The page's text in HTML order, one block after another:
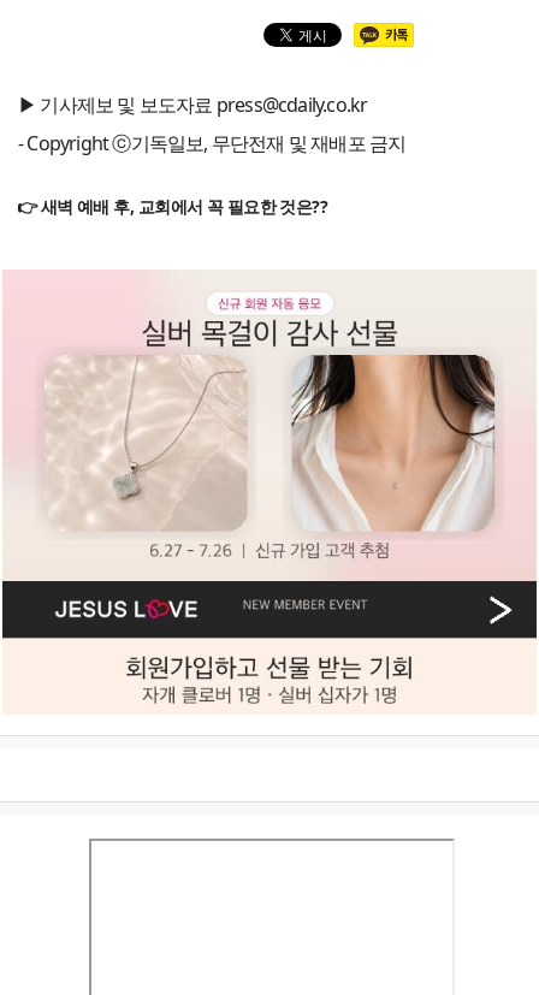
▶ 기사제보 및 보도자료 press@cdaily.co.kr
- Copyright ⓒ기독일보, 무단전재 및 재배포 금지
👉 새벽 예배 후, 교회에서 꼭 필요한 것은??